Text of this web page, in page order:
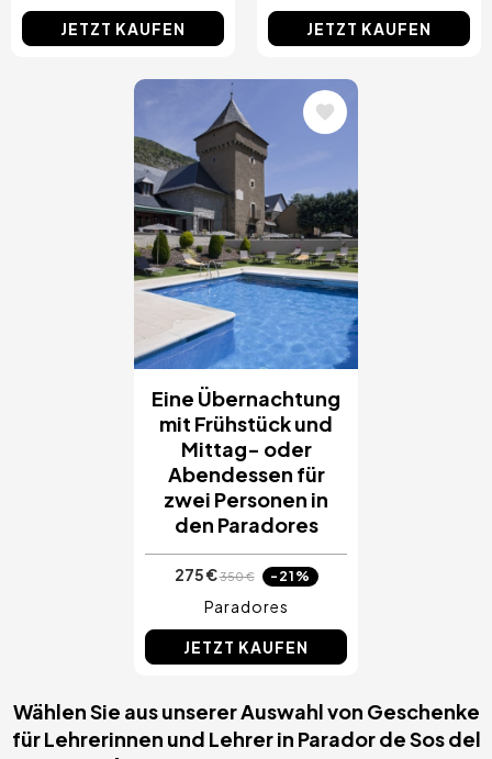
JETZT KAUFEN JETZT KAUFEN
Eine Übernachtung
mit Frühstück und
Mittag- oder
Abendessen für
zwei Personen in
den Paradores
275 €350 € -21%
Paradores
JETZT KAUFEN
Wählen Sie aus unserer Auswahl von Geschenke
für Lehrerinnen und Lehrer in Parador de Sos del